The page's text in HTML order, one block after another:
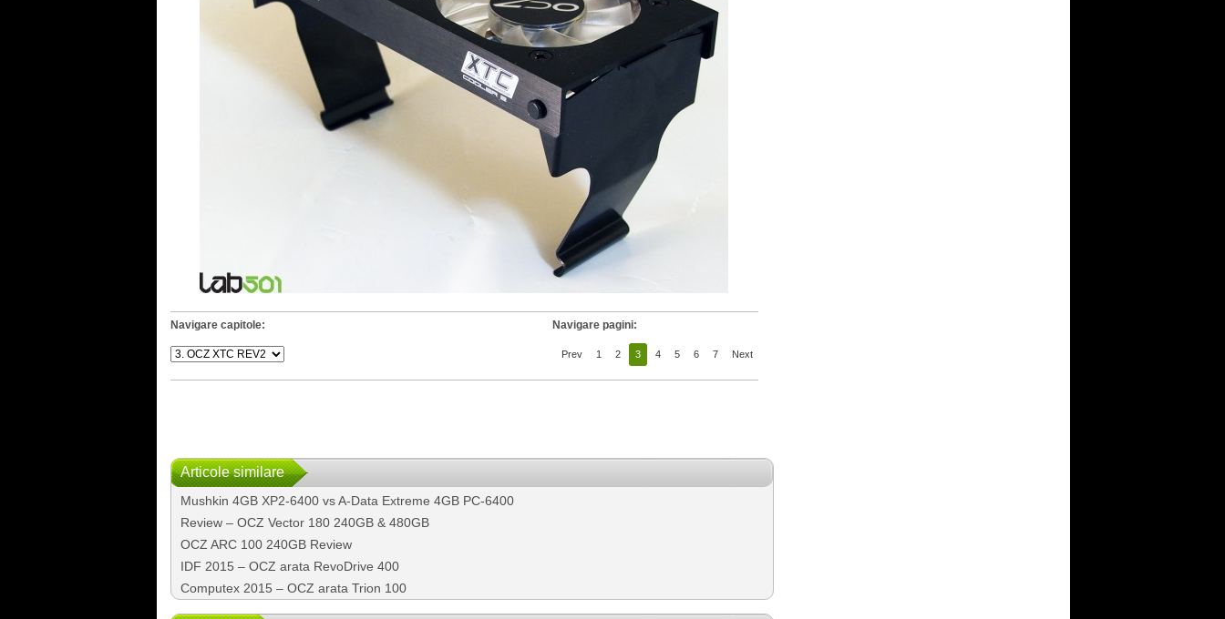
Navigare capitole: Navigare pagini:
Prev 1 2 3 4 5 6 7 Next
Articole similare
Mushkin 4GB XP2-6400 vs A-Data Extreme 4GB PC-6400
Review – OCZ Vector 180 240GB & 480GB
OCZ ARC 100 240GB Review
IDF 2015 – OCZ arata RevoDrive 400
Computex 2015 – OCZ arata Trion 100